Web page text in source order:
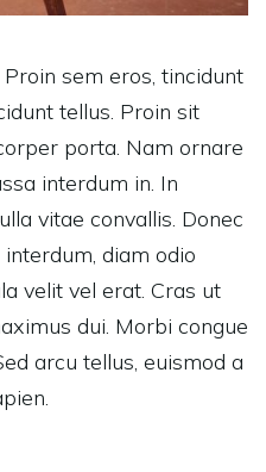
sem eros, tincidunt
tellus. Proin sit
porta. Nam ornare
interdum in. In
vitae convallis. Donec
diam odio
velit vel erat. Cras ut
dui. Morbi congue
arcu tellus, euismod a